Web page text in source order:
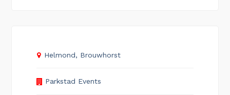
Helmond, Brouwhorst
Parkstad Events